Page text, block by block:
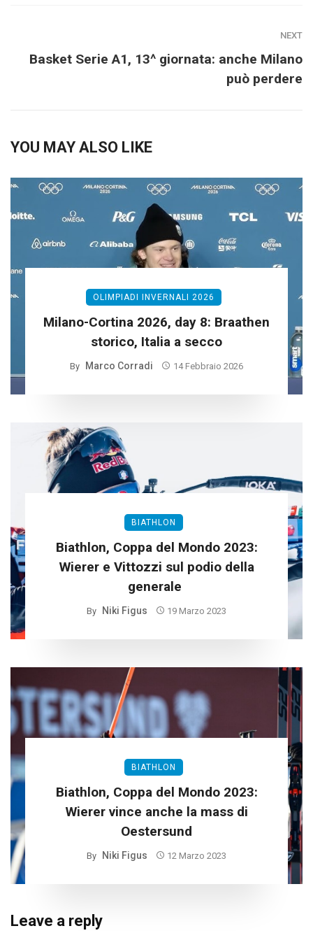
NEXT
Basket Serie A1, 13^ giornata: anche Milano
può perdere
YOU MAY ALSO LIKE
OLIMPIADI INVERNALI 2026
Milano-Cortina 2026, day 8: Braathen
storico, Italia a secco
By Marco Corradi 14 Febbraio 2026
BIATHLON
Biathlon, Coppa del Mondo 2023:
Wierer e Vittozzi sul podio della
generale
By Niki Figus 19 Marzo 2023
BIATHLON
Biathlon, Coppa del Mondo 2023:
Wierer vince anche la mass di
Oestersund
By Niki Figus 12 Marzo 2023
Leave a reply